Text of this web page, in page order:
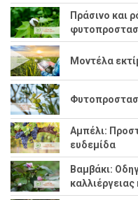
Πράσινο και
Μοντέλα
Αμπέλι:
ευδεμίδα
Βαμβάκι: